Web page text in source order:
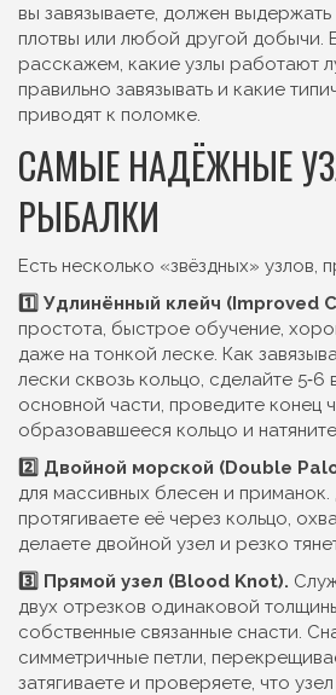
вы завязываете, должен
плотвы или любой другой добычи.
расскажем, какие узлы работают
правильно завязывать и какие
приводят к поломке.
САМЫЕ НАДЁЖНЫЕ
РЫБАЛКИ
Есть несколько «звёздных» узлов,
1️⃣ Удлинённый клейч (Improved
простота, быстрое обучение,
даже на тонкой леске. Как
лески сквозь кольцо, сделайте 5‑6
основной части, проведите конец
образовавшееся кольцо и
2️⃣ Двойной морской (Double
для массивных блесен и
протягиваете её через кольцо,
делаете двойной узел и резко
3️⃣ Прямой узел (Blood Knot).
двух отрезков одинаковой
собственные связанные снасти.
симметричные петли,
затягиваете и проверяете, что